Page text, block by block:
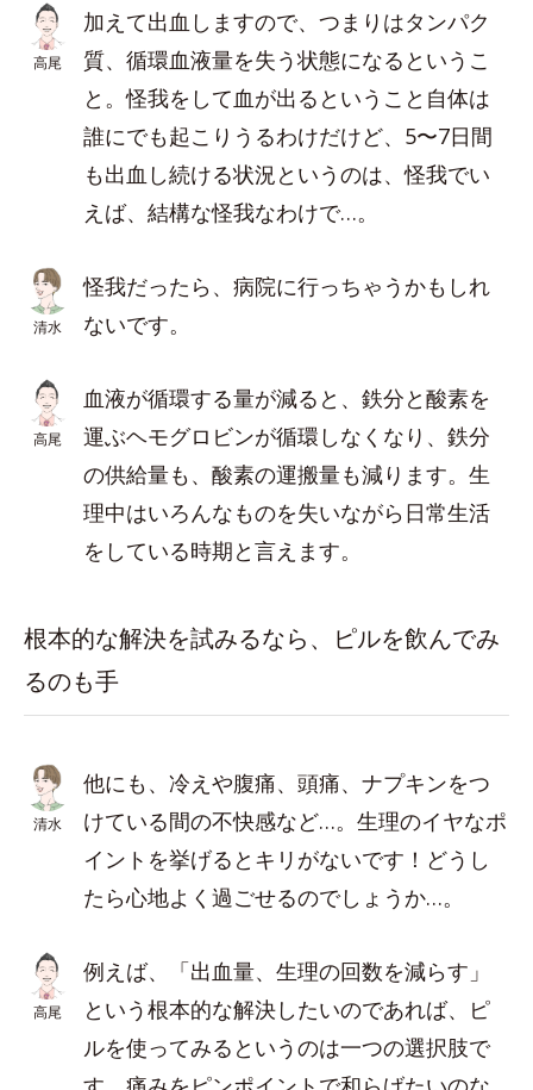
高尾
加えて出血しますので、つまりはタンパク
質、循環血液量を失う状態になるというこ
と。怪我をして血が出るということ自体は
誰にでも起こりうるわけだけど、5〜7日間
も出血し続ける状況というのは、怪我でい
えば、結構な怪我なわけで…。
清水
怪我だったら、病院に行っちゃうかもしれ
ないです。
高尾
血液が循環する量が減ると、鉄分と酸素を
運ぶヘモグロビンが循環しなくなり、鉄分
の供給量も、酸素の運搬量も減ります。生
理中はいろんなものを失いながら日常生活
をしている時期と言えます。
根本的な解決を試みるなら、ピルを飲んでみ
るのも手
清水
他にも、冷えや腹痛、頭痛、ナプキンをつ
けている間の不快感など…。生理のイヤなポ
イントを挙げるとキリがないです！どうし
たら心地よく過ごせるのでしょうか…。
高尾
例えば、「出血量、生理の回数を減らす」
という根本的な解決したいのであれば、ピ
ルを使ってみるというのは一つの選択肢で